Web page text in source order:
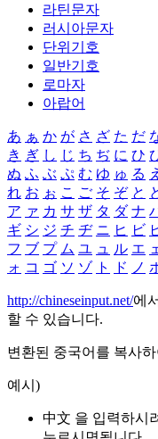
라틴문자
러시아문자
단위기호
일반기호
로마자
아랍어
あ ぁ か が さ ざ た だ
き ぎ し じ ち ぢ に ひ
ぬ ふ ぶ ぷ む ゆ ゅ る え
れ お ぉ こ ご そ ぞ と
ア ァ カ サ ザ タ ダ ナ
ギ シ ジ チ ヂ ニ ヒ ビ
フ ブ プ ム ユ ュ ル エ
ォ コ ゴ ソ ゾ ト ド ノ
http://chineseinput.net/에
할 수 있습니다.
변환된 중국어를 복사
예시)
中文 을 입력하시